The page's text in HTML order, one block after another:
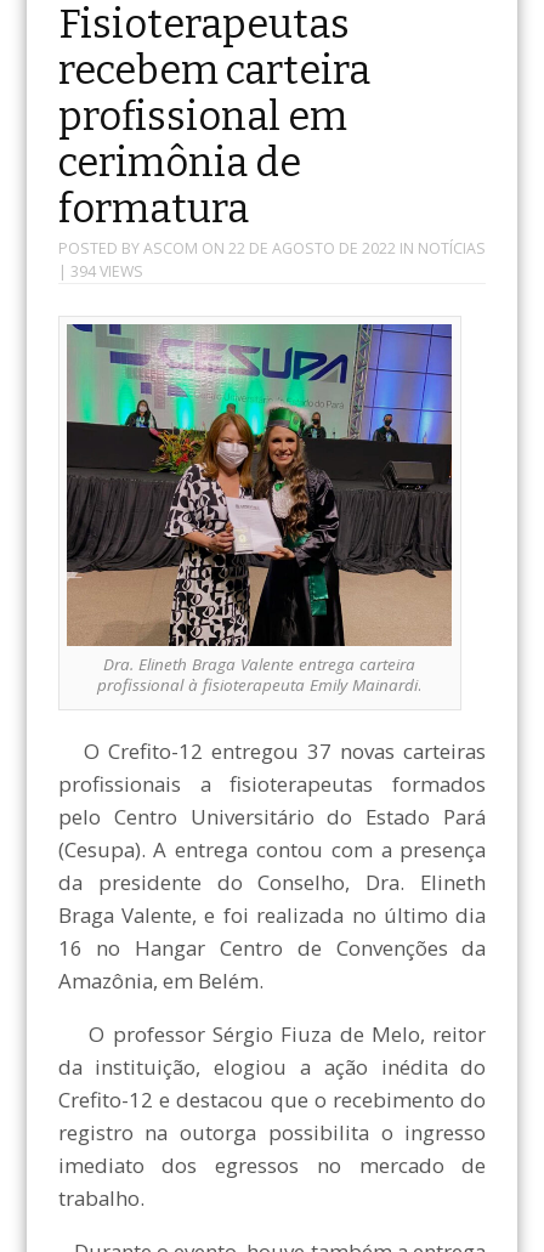
Fisioterapeutas
recebem carteira
profissional em
cerimônia de
formatura
POSTED BYASCOM ON 22 DE AGOSTO DE 2022 IN NOTÍCIAS
| 394 VIEWS
Dra. Elineth Braga Valente entrega carteira
profissional à fisioterapeuta Emily Mainardi.
O Crefito-12 entregou 37 novas carteiras
profissionais a fisioterapeutas formados
pelo Centro Universitário do Estado Pará
(Cesupa). A entrega contou com a presença
da presidente do Conselho, Dra. Elineth
Braga Valente, e foi realizada no último dia
16 no Hangar Centro de Convenções da
Amazônia, em Belém.
O professor Sérgio Fiuza de Melo, reitor
da instituição, elogiou a ação inédita do
Crefito-12 e destacou que o recebimento do
registro na outorga possibilita o ingresso
imediato dos egressos no mercado de
trabalho.